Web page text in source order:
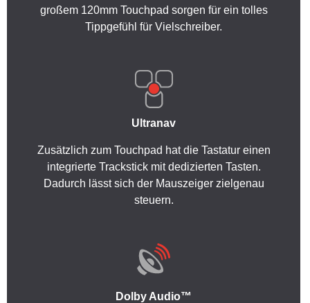
großem 120mm Touchpad sorgen für ein tolles
Tippgefühl für Vielschreiber.
Ultranav
Zusätzlich zum Touchpad hat die Tastatur einen
integrierte Trackstick mit dedizierten Tasten.
Dadurch lässt sich der Mauszeiger zielgenau
steuern.
Dolby Audio™